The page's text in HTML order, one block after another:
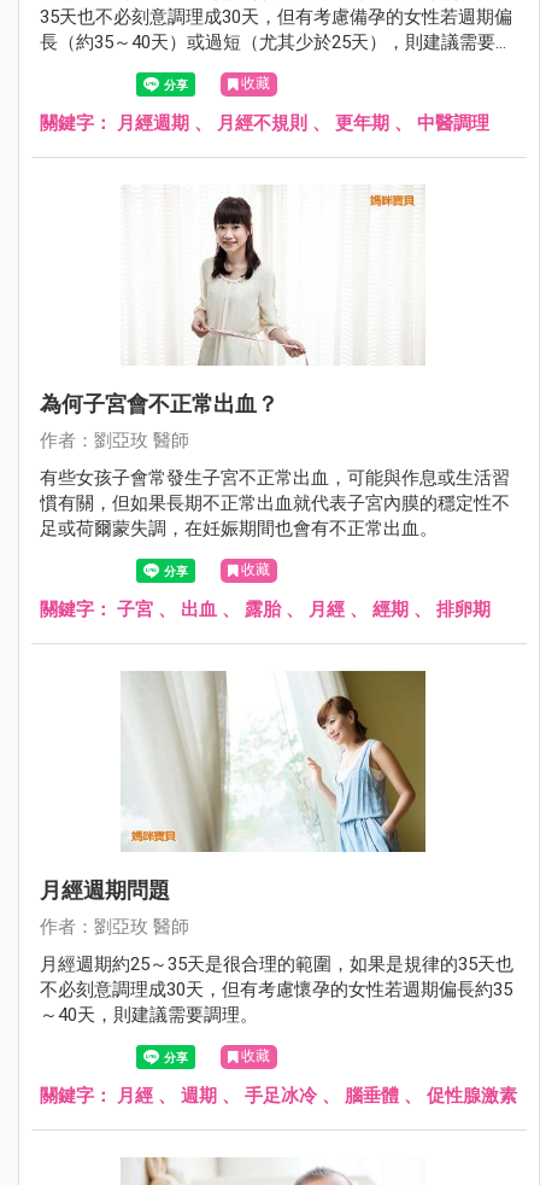
35天也不必刻意調理成30天，但有考慮備孕的女性若週期偏
長（約35～40天）或過短（尤其少於25天），則建議需要積
收藏
關鍵字： 月經週期 、 月經不規則 、 更年期 、 中醫調理
為何子宮會不正常出血？
作者：劉亞玫 醫師
有些女孩子會常發生子宮不正常出血，可能與作息或生活習
慣有關，但如果長期不正常出血就代表子宮內膜的穩定性不
足或荷爾蒙失調，在妊娠期間也會有不正常出血。
收藏
關鍵字： 子宮 、 出血 、 露胎、 月經 、 經期 、 排卵期
月經週期問題
作者：劉亞玫 醫師
月經週期約25～35天是很合理的範圍，如果是規律的35天也
不必刻意調理成30天，但有考慮懷孕的女性若週期偏長約35
～40天，則建議需要調理。
收藏
關鍵字： 月經 、 週期 、 手足冰冷 、 腦垂體 、 促性腺激素